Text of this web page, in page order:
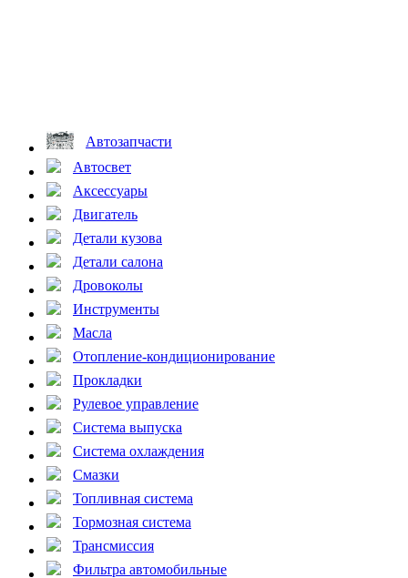
Автозапчасти
Автосвет
Аксессуары
Двигатель
Детали кузова
Детали салона
Дровоколы
Инструменты
Масла
Отопление-кондиционирование
Прокладки
Рулевое управление
Система выпуска
Система охлаждения
Смазки
Топливная система
Тормозная система
Трансмиссия
Фильтра автомобильные